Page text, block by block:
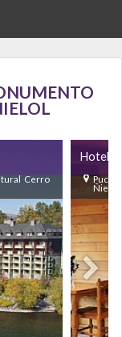
Cerro
Hotel
Ñielol